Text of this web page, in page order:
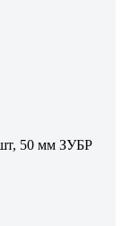
50 мм ЗУБР